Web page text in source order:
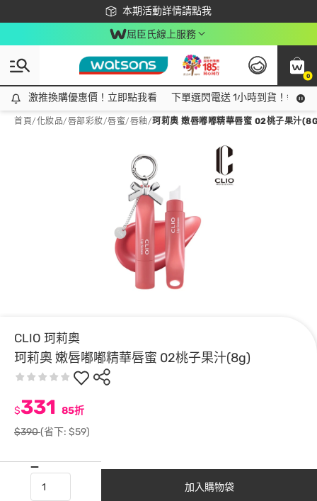
本期活動詳情請點我
下載app最高回饋$350
屈臣氏線上服務
0
激推換購優惠價！立即點我看
激推換購優惠價！立即點我看 下單選閃電送 1小時到貨！領神
首頁/化妝品/唇部彩妝/唇蜜/唇釉/珂莉奧 嫩唇嘟嘟精華唇蜜 02桃子果汁
CLIO 珂莉奧
珂莉奧 嫩唇嘟嘟精華唇蜜 02桃子果汁(8g)
$331 85折
$390(省下: $59)
加入購物袋